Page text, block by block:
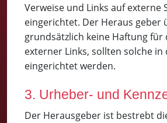
Verweise und Links auf externe
eingerichtet. Der Heraus geber
grundsätzlich keine Haftung für
externer Links, sollten solche in
eingerichtet werden.
3. Urheber- und
Der Herausgeber ist bestrebt